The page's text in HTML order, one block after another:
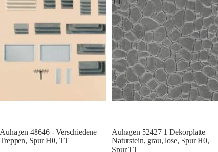
Auhagen 48646 - Verschiedene
Treppen, Spur H0, TT
TT
Auhagen 52427 1 Dekorplatte
Naturstein, grau, lose, Spur H0,
Spur TT